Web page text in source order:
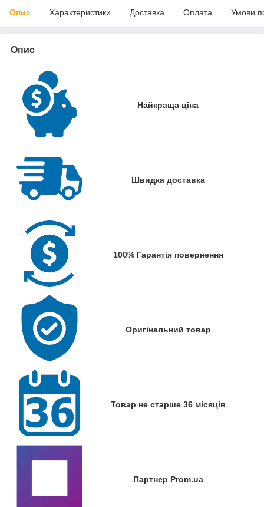
Опис Характеристики Доставка Оплата Умови
Опис
Найкраща ціна
Швидка доставка
100% Гарантія повернення
Оригінальний товар
Товар не старше 36 місяців
Партнер Prom.ua